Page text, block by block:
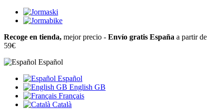
Recoge en tienda, mejor precio - Envío gratis España a partir de
59€
Español
Español
English GB
Français
Català